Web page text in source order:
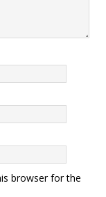
browser for the